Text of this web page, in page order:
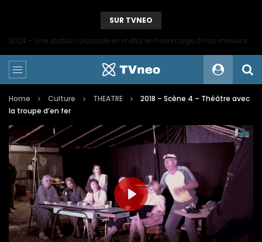
SUR TVNEO
2024 – Une statue colossale en métal en hommage à nos mineurs de fer
Home Culture THEATRE
2018 – Scène 4 – Théâtre avec
la troupe d’en fer
PLAY